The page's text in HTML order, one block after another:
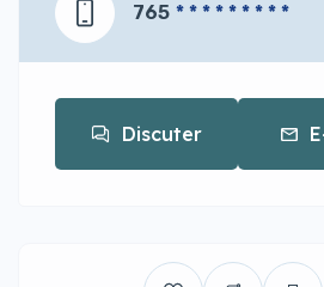
765 * * * * * * * * *
Discuter